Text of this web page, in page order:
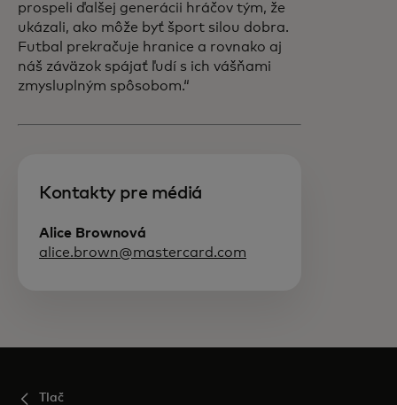
prospeli ďalšej generácii hráčov tým, že
ukázali, ako môže byť šport silou dobra.
Futbal prekračuje hranice a rovnako aj
náš záväzok spájať ľudí s ich vášňami
zmysluplným spôsobom.“
Kontakty pre médiá
Alice Brownová
alice.brown@mastercard.com
Tlač